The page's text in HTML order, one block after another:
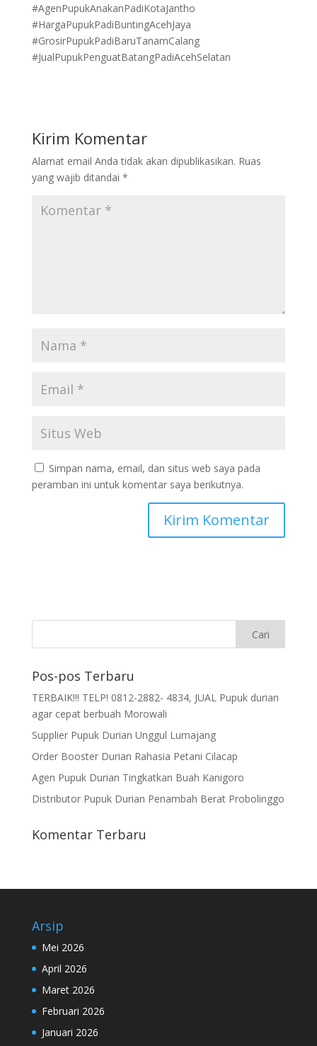
#AgenPupukAnakanPadiKotaJantho
#HargaPupukPadiBuntingAcehJaya
#GrosirPupukPadiBaruTanamCalang
#JualPupukPenguatBatangPadiAcehSelatan
Kirim Komentar
Alamat email Anda tidak akan dipublikasikan. Ruas
yang wajib ditandai *
Simpan nama, email, dan situs web saya pada
peramban ini untuk komentar saya berikutnya.
Pos-pos Terbaru
TERBAIK!!! TELP! 0812-2882- 4834, JUAL Pupuk durian
agar cepat berbuah Morowali
Supplier Pupuk Durian Unggul Lumajang
Order Booster Durian Rahasia Petani Cilacap
Agen Pupuk Durian Tingkatkan Buah Kanigoro
Distributor Pupuk Durian Penambah Berat Probolinggo
Komentar Terbaru
Arsip
Mei 2026
April 2026
Maret 2026
Februari 2026
Januari 2026